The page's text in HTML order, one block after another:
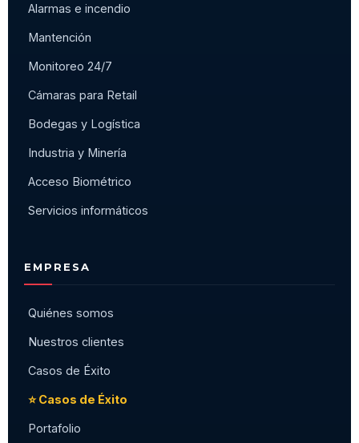
Alarmas e incendio
Mantención
Monitoreo 24/7
Cámaras para Retail
Bodegas y Logística
Industria y Minería
Acceso Biométrico
Servicios informáticos
EMPRESA
Quiénes somos
Nuestros clientes
Casos de Éxito
⭐ Casos de Éxito
Portafolio